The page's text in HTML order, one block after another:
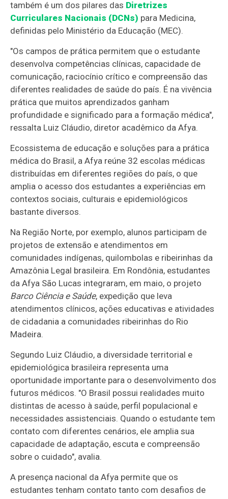
também é um dos pilares das Diretrizes
Curriculares Nacionais (DCNs) para Medicina,
definidas pelo Ministério da Educação (MEC).
"Os campos de prática permitem que o estudante
desenvolva competências clínicas, capacidade de
comunicação, raciocínio crítico e compreensão das
diferentes realidades de saúde do país. É na vivência
prática que muitos aprendizados ganham
profundidade e significado para a formação médica",
ressalta Luiz Cláudio, diretor acadêmico da Afya.
Ecossistema de educação e soluções para a prática
médica do Brasil, a Afya reúne 32 escolas médicas
distribuídas em diferentes regiões do país, o que
amplia o acesso dos estudantes a experiências em
contextos sociais, culturais e epidemiológicos
bastante diversos.
Na Região Norte, por exemplo, alunos participam de
projetos de extensão e atendimentos em
comunidades indígenas, quilombolas e ribeirinhas da
Amazônia Legal brasileira. Em Rondônia, estudantes
da Afya São Lucas integraram, em maio, o projeto
Barco Ciência e Saúde, expedição que leva
atendimentos clínicos, ações educativas e atividades
de cidadania a comunidades ribeirinhas do Rio
Madeira.
Segundo Luiz Cláudio, a diversidade territorial e
epidemiológica brasileira representa uma
oportunidade importante para o desenvolvimento dos
futuros médicos. "O Brasil possui realidades muito
distintas de acesso à saúde, perfil populacional e
necessidades assistenciais. Quando o estudante tem
contato com diferentes cenários, ele amplia sua
capacidade de adaptação, escuta e compreensão
sobre o cuidado", avalia.
A presença nacional da Afya permite que os
estudantes tenham contato tanto com desafios de